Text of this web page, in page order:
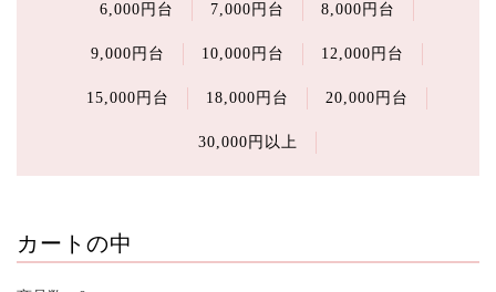
6,000円台 7,000円台 8,000円台
9,000円台 10,000円台 12,000円台
15,000円台 18,000円台 20,000円台
30,000円以上
カートの中